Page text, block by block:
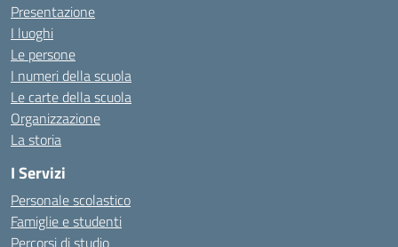
Presentazione
I luoghi
Le persone
I numeri della scuola
Le carte della scuola
Organizzazione
La storia
I Servizi
Personale scolastico
Famiglie e studenti
Percorsi di studio